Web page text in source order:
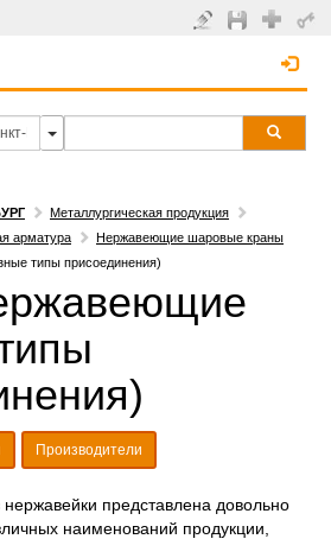
Металлургическая продукция
арматура
Нержавеющие шаровые краны
типы присоединения)
Производители
представлена довольно
наименований продукции,